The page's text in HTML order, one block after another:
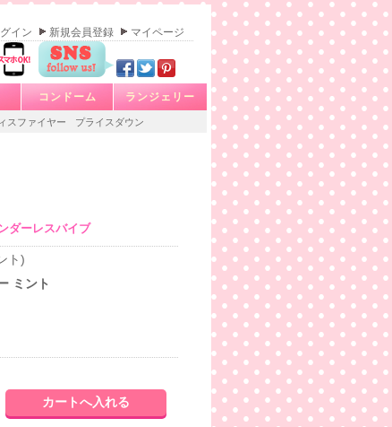
イン 新規会員登録 マイページ
コンドーム ランジェリー
スファイヤー プライスダウン
ダーレスバイブ
ト)
ミント